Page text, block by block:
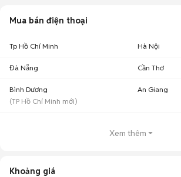
Mua bán điện thoại
Tp Hồ Chí Minh Hà Nội
Đà Nẵng Cần Thơ
Bình Dương
(TP Hồ Chí Minh mới)
An Giang
Xem thêm
Khoảng giá